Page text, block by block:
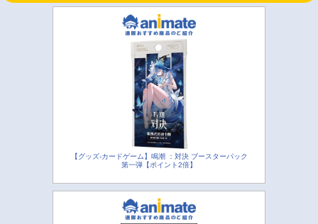
【グッズ-カードゲーム】鳴潮 ：対決 ブースターパック
第一弾【ポイント2倍】